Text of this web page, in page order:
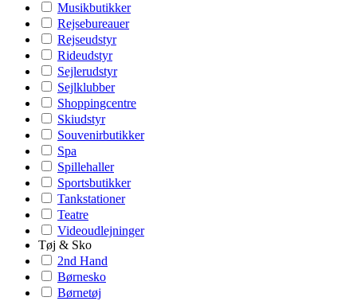
Musikbutikker
Rejsebureauer
Rejseudstyr
Rideudstyr
Sejlerudstyr
Sejlklubber
Shoppingcentre
Skiudstyr
Souvenirbutikker
Spa
Spillehaller
Sportsbutikker
Tankstationer
Teatre
Videoudlejninger
Tøj & Sko
2nd Hand
Børnesko
Børnetøj